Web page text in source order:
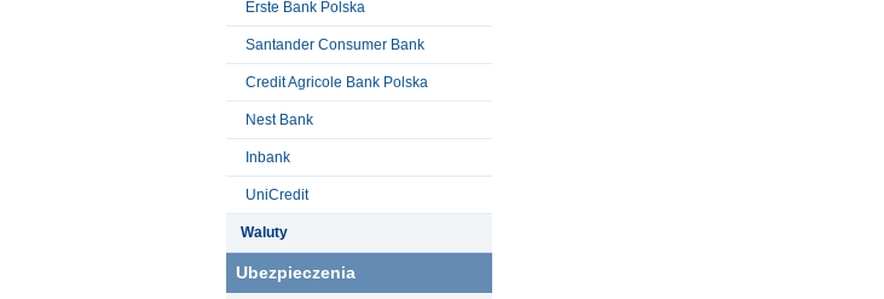
Erste Bank Polska
Santander Consumer Bank
Credit Agricole Bank Polska
Nest Bank
Inbank
UniCredit
Waluty
Ubezpieczenia